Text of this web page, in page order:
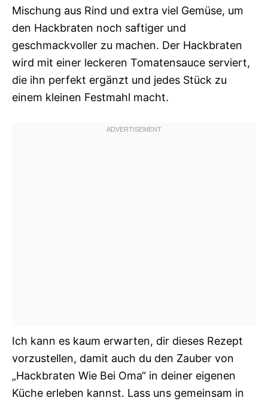
Mischung aus Rind und extra viel Gemüse, um
den Hackbraten noch saftiger und
geschmackvoller zu machen. Der Hackbraten
wird mit einer leckeren Tomatensauce serviert,
die ihn perfekt ergänzt und jedes Stück zu
einem kleinen Festmahl macht.
Ich kann es kaum erwarten, dir dieses Rezept
vorzustellen, damit auch du den Zauber von
„Hackbraten Wie Bei Oma“ in deiner eigenen
Küche erleben kannst. Lass uns gemeinsam in